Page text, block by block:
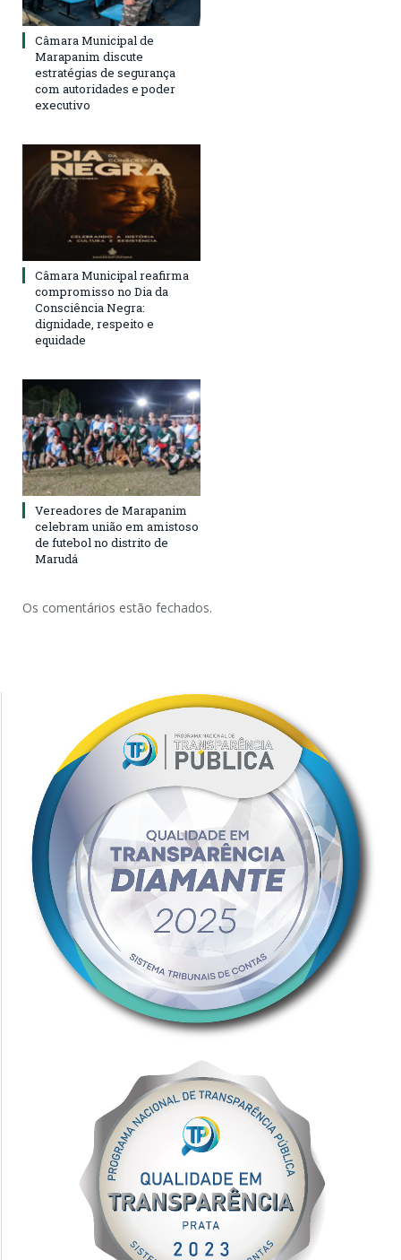
Câmara Municipal de
Marapanim discute
estratégias de segurança
com autoridades e poder
executivo
Câmara Municipal reafirma
compromisso no Dia da
Consciência Negra:
dignidade, respeito e
equidade
Vereadores de Marapanim
celebram união em amistoso
de futebol no distrito de
Marudá
Os comentários estão fechados.